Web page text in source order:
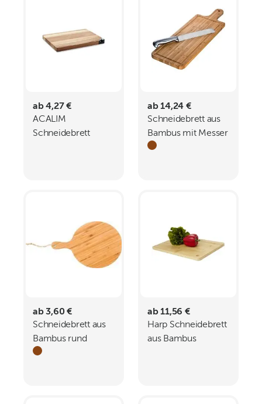
ab 4,27 €
ACALIM
Schneidebrett
ab 14,24 €
Schneidebrett aus
Bambus mit Messer
ELFRIEDE
ab 3,60 €
Schneidebrett aus
Bambus rund
Heddy
ab 11,56 €
Harp Schneidebrett
aus Bambus